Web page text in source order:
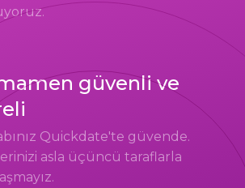
güvenli ve
Quickdate'te güvende.
asla üçüncü taraflarla